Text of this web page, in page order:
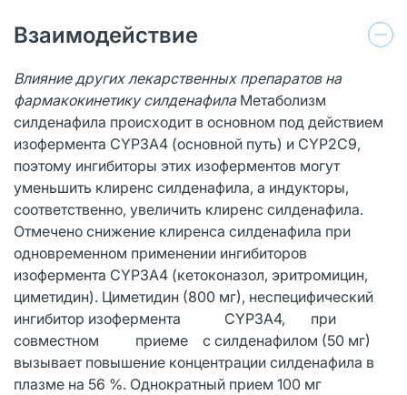
Взаимодействие
Влияние других лекарственных препаратов на
фармакокинетику силденафила Метаболизм
силденафила происходит в основном под действием
изофермента CYP3A4 (основной путь) и CYP2C9,
поэтому ингибиторы этих изоферментов могут
уменьшить клиренс силденафила, а индукторы,
соответственно, увеличить клиренс силденафила.
Отмечено снижение клиренса силденафила при
одновременном применении ингибиторов
изофермента CYP3A4 (кетоконазол, эритромицин,
циметидин). Циметидин (800 мг), неспецифический
ингибитор изофермента CYP3A4, при
совместном приеме с силденафилом (50 мг)
вызывает повышение концентрации силденафила в
плазме на 56 %. Однократный прием 100 мг